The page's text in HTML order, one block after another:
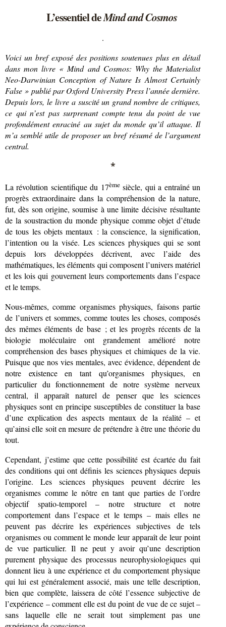
L’essentiel deMind and Cosmos
.
Voici un bref exposé des positions soutenues plus en détail
dans mon livre « Mind and Cosmos: Why the Materialist
Neo-Darwinian Conception of Nature Is Almost Certainly
False » publié par Oxford University Press l’année dernière.
Depuis lors, le livre a suscité un grand nombre de critiques,
ce qui n’est pas surprenant compte tenu du point de vue
profondément enraciné au sujet du monde qu’il attaque. Il
m’a semblé utile de proposer un bref résumé de l’argument
central.
*
La révolution scientifique du 17èmesiècle, qui a entraîné un
progrès extraordinaire dans la compréhension de la nature,
fut, dès son origine, soumise à une limite décisive résultante
de la soustraction du monde physique comme objet d’étude
de tous les objets mentaux : la conscience, la signification,
l’intention ou la visée. Les sciences physiques qui se sont
depuis lors développées décrivent, avec l’aide des
mathématiques, les éléments qui composent l’univers matériel
et les lois qui gouvernent leurs comportements dans l’espace
et le temps.
Nous-mêmes, comme organismes physiques, faisons partie
de l’univers et sommes, comme toutes les choses, composés
des mêmes éléments de base ; et les progrès récents de la
biologie moléculaire ont grandement amélioré notre
compréhension des bases physiques et chimiques de la vie.
Puisque que nos vies mentales, avec évidence, dépendent de
notre existence en tant qu’organismes physiques, en
particulier du fonctionnement de notre système nerveux
central, il apparaît naturel de penser que les sciences
physiques sont en principe susceptibles de constituer la base
d’une explication des aspects mentaux de la réalité – et
qu’ainsi elle soit en mesure de prétendre à être une théorie du
tout.
Cependant, j’estime que cette possibilité est écartée du fait
des conditions qui ont définis les sciences physiques depuis
l’origine. Les sciences physiques peuvent décrire les
organismes comme le nôtre en tant que parties de l’ordre
objectif spatio-temporel – notre structure et notre
comportement dans l’espace et le temps – mais elles ne
peuvent pas décrire les expériences subjectives de tels
organismes ou comment le monde leur apparaît de leur point
de vue particulier. Il ne peut y avoir qu’une description
purement physique des processus neurophysiologiques qui
donnent lieu à une expérience et du comportement physique
qui lui est généralement associé, mais une telle description,
bien que complète, laissera de côté l’essence subjective de
l’expérience – comment elle est du point de vue de ce sujet –
sans laquelle elle ne serait tout simplement pas une